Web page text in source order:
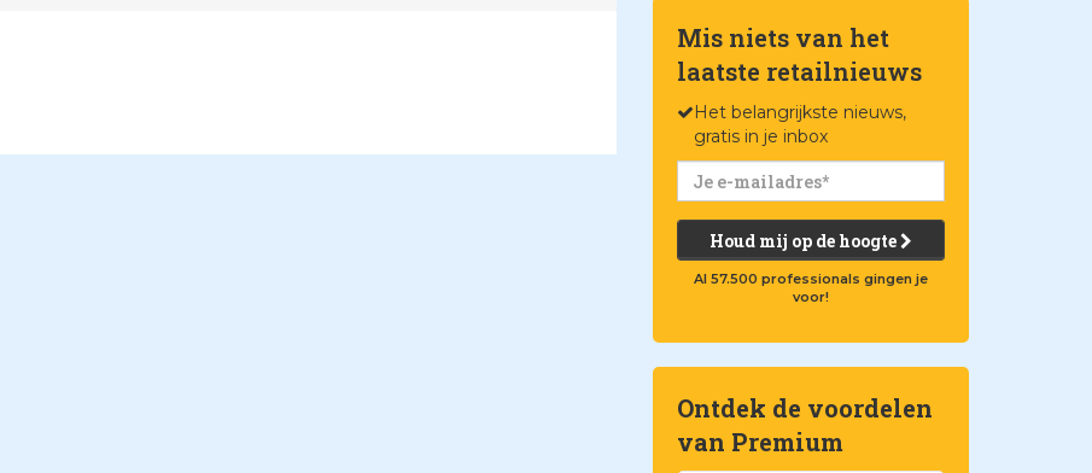
Mis niets van het
laatste retailnieuws
Het belangrijkste nieuws,
gratis in je inbox
Houd mij op de hoogte
Al 57.500 professionals gingen je
voor!
Ontdek de voordelen
van Premium